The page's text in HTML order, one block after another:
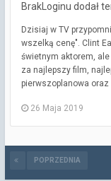
BrakLoginu dodał
Dzisiaj w TV
wszelką cenę". Clint
świetnym aktorem,
za najlepszy film,
pierwszoplanowa
26 Maja 2019
POPRZEDNIA